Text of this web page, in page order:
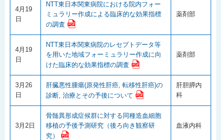
4月19
日
NTT東日本関東病院における院内フォー
ミュラリー作成による臨床的な効果指標
の調査
薬剤部
4月19
日
NTT東日本関東病院のレセプトデータ等
を用いた地域フォーミュラリー作成に向
けた臨床的な効果指標の調査
薬剤部
3月26
日
肝臓悪性腫瘍(原発性肝癌, 転移性肝癌)の
診断, 治療とその予後について
肝胆膵内
科
3月2日
骨髄異形成症候群に対する同種造血細胞
移植の予後予測研究（後ろ向き観察研
究）
血液内科